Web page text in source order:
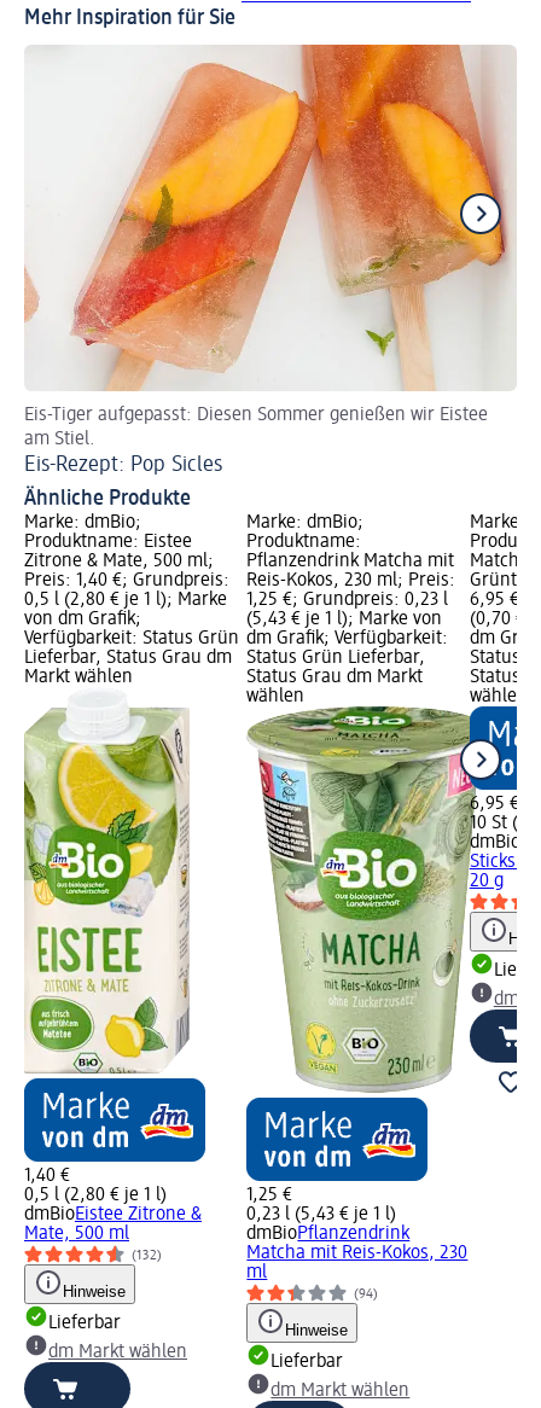
Mehr Inspiration für Sie
Eis-Tiger aufgepasst: Diesen Sommer genießen wir Eistee
am Stiel.
Eis-Rezept: Pop Sicles
Ähnliche Produkte
Marke: dmBio;
Produktname: Eistee
Zitrone & Mate, 500 ml;
Preis: 1,40 €; Grundpreis:
0,5 l (2,80 € je 1 l); Marke
von dm Grafik;
Verfügbarkeit: Status Grün
Lieferbar, Status Grau dm
Markt wählen
1,40 €
0,5 l (2,80 € je 1 l)
dmBioEistee Zitrone &
Mate, 500 ml
(132)
Hinweise
Lieferbar
dm Markt wählen
Marke: dmBio;
Produktname:
Pflanzendrink Matcha mit
Reis-Kokos, 230 ml; Preis:
1,25 €; Grundpreis: 0,23 l
(5,43 € je 1 l); Marke von
dm Grafik; Verfügbarkeit:
Status Grün Lieferbar,
Status Grau dm Markt
wählen
1,25 €
0,23 l (5,43 € je 1 l)
dmBioPflanzendrink
Matcha mit Reis-Kokos, 230
ml
(94)
Hinweise
Lieferbar
dm Markt wählen
Marke:
Matcha
6,95 €;
(0,70 €
dm
Status
Status
wählen
6,95 €
10 St
dmBio
Sticks
20 g
dm